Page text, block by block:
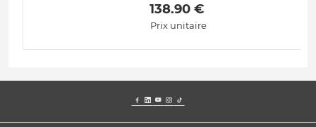
138.90 €
Prix unitaire